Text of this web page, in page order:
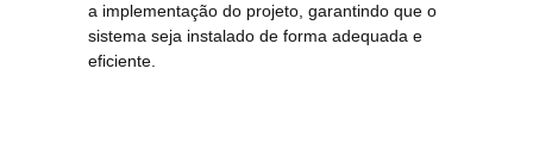
a implementação do projeto, garantindo que o
sistema seja instalado de forma adequada e
eficiente.